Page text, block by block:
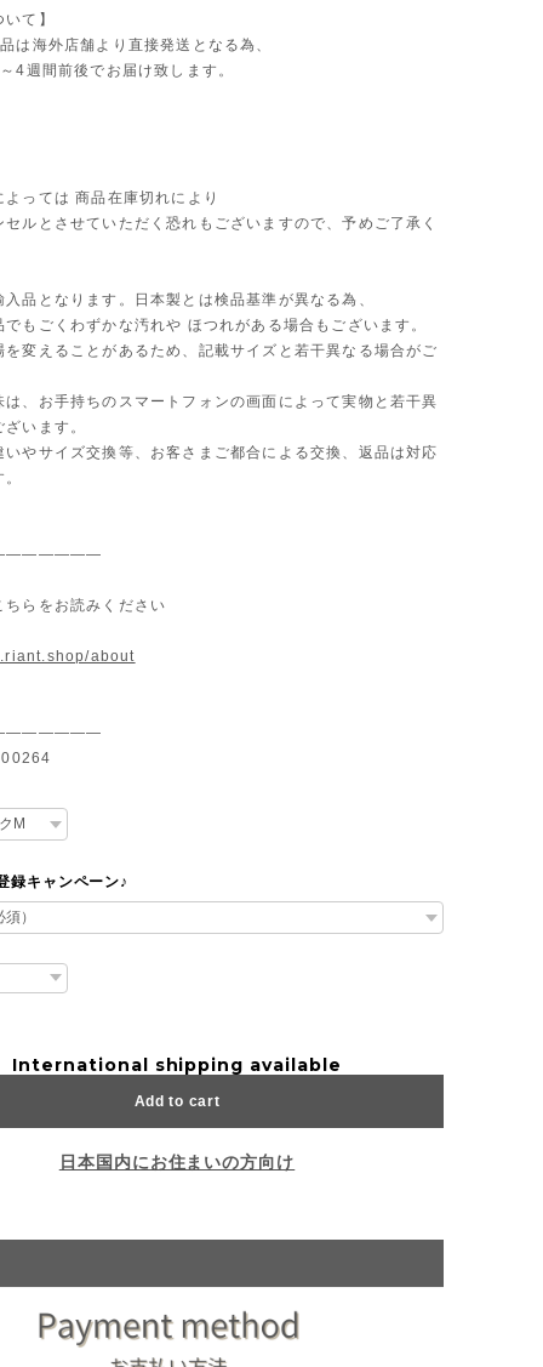
て】
は海外店舗より直接発送となる為、
4週間前後でお届け致します。
よっては 商品在庫切れにより
ルとさせていただく恐れもございますので、予めご了承く
入品となります。日本製とは検品基準が異なる為、
でもごくわずかな汚れや ほつれがある場合もございます。
を変えることがあるため、記載サイズと若干異なる場合がご
は、お手持ちのスマートフォンの画面によって実物と若干異
います。
いやサイズ交換等、お客さまご都合による交換、返品は対応
ちらをお読みください
about
00264
録キャンペーン♪
International shipping available
Add to cart
日本国内にお住まいの方向け